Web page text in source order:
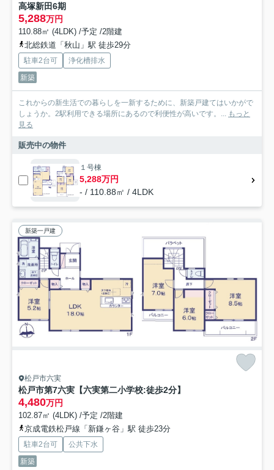
高塚新田6期
5,288万円
110.88㎡ (4LDK) /予定 /2階建
北総鉄道「秋山」駅 徒歩29分
駐車2台可
浄化槽排水
新築
これからの新生活での暮らしを一新するために、新築戸建てはいかがで
しょうか。2駅利用できる場所にあるので利便性が高いです。... もっと
見る
販売中の物件
１号棟
5,288万円
- / 110.88㎡ / 4LDK
新築一戸建
松戸市六実
松戸市第7六実【六実第二小学校:徒歩2分】
4,480万円
102.87㎡ (4LDK) /予定 /2階建
京成電鉄松戸線「新鎌ヶ谷」駅 徒歩23分
駐車2台可
公共下水
新築